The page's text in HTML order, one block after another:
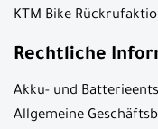
KTM Bike
Rechtliche
Akku- und
Allgemeine